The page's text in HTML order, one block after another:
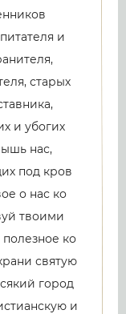
и
старых
и убогих
нас,
под кров
о нас ко
твоими
ко
святую
город
и